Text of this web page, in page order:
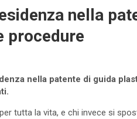
nella
procedure
nella patente di guida
tutta la vita, e chi invece si